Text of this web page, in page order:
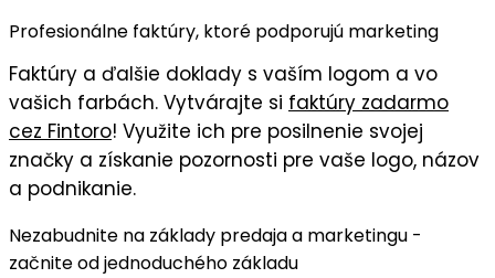
Profesionálne faktúry, ktoré podporujú marketing
Faktúry a ďalšie doklady s vaším logom a vo
vašich farbách. Vytvárajte si faktúry zadarmo
cez Fintoro! Využite ich pre posilnenie svojej
značky a získanie pozornosti pre vaše logo, názov
a podnikanie.
Nezabudnite na základy predaja a marketingu -
začnite od jednoduchého základu